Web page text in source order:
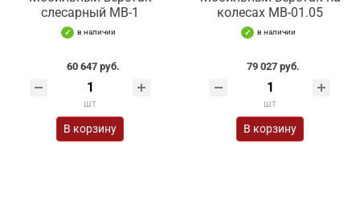
слесарный МВ-1
в наличии
60 647 руб.
шт
В корзину
колесах МВ-01.05
в наличии
79 027 руб.
шт
В корзину